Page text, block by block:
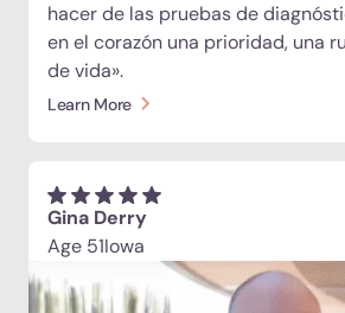
hacer de las pruebas de
en el corazón una prioridad, una
de vida».
Learn More
Gina Derry
Age 51Iowa